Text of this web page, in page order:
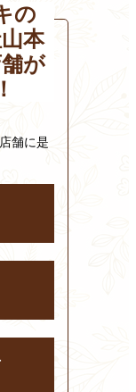
の
本
が
舗に是